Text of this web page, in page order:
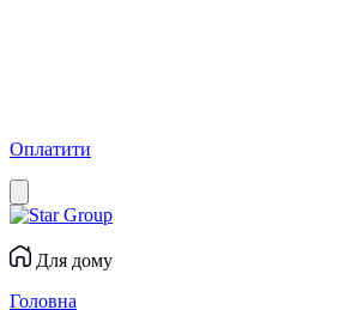
Оплатити
Для дому
Головна